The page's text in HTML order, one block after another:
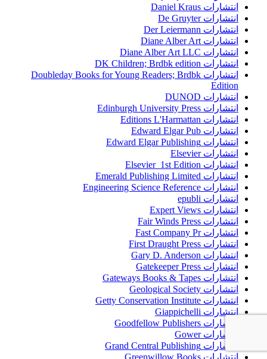
انتشارات Daniel Kraus
انتشارات De Gruyter
انتشارات Der Leiermann
انتشارات Diane Alber Art
انتشارات Diane Alber Art LLC
انتشارات DK Children; Brdbk edition
انتشارات Doubleday Books for Young Readers; Brdbk
Edition
انتشارات DUNOD
انتشارات Edinburgh University Press
انتشارات Editions L'Harmattan
انتشارات Edward Elgar Pub
انتشارات Edward Elgar Publishing
انتشارات Elsevier
انتشارات Elsevier 1st Edition
انتشارات Emerald Publishing Limited
انتشارات Engineering Science Reference
انتشارات epubli
انتشارات Expert Views
انتشارات Fair Winds Press
انتشارات Fast Company Pr
انتشارات First Draught Press
انتشارات Gary D. Anderson
انتشارات Gatekeeper Press
انتشارات Gateways Books & Tapes
انتشارات Geological Society
انتشارات Getty Conservation Institute
انتشارات Giappichelli
انتشارات Goodfellow Publishers
انتشارات Gower
انتشارات Grand Central Publishing
انتشارات Greenwillow Books